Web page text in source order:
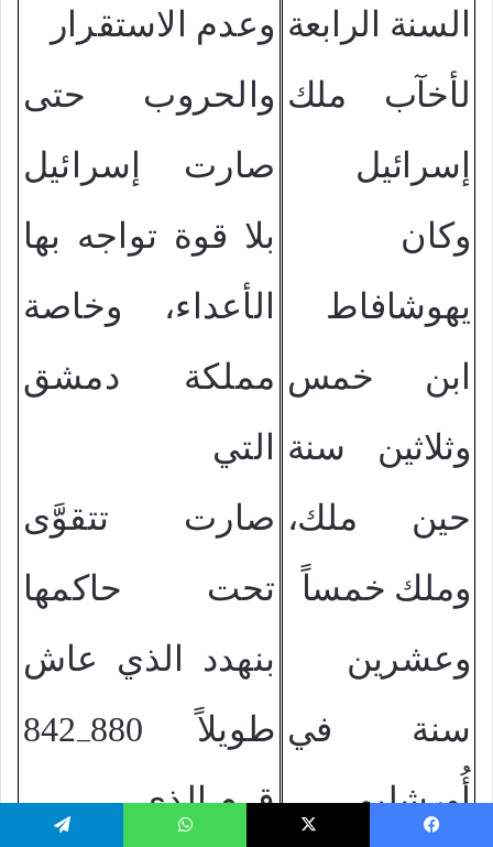
السنة الرابعة
لأخآب ملك
إسرائيل
وكان
يهوشافاط
ابن خمس
وثلاثين سنة
حين ملك،
وملك خمساً
وعشرين
سنة في
أُورشليم..
وعدم الاستقرار
والحروب حتى
صارت إسرائيل
بلا قوة تواجه بها
الأعداء، وخاصة
مملكة دمشق
التي
صارت تتقوَّى
تحت حاكمها
بنهدد الذي عاش
طويلاً 880
–
842
ق.م الذي